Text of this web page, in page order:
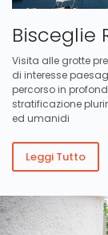
Bisceglie
Visita alle grotte
di interesse
percorso in
stratificazione
ed umanidi
Leggi Tutto